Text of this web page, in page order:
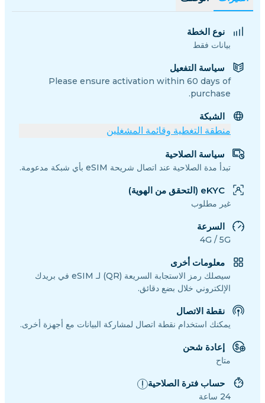
نوع الخطة
بيانات فقط
سياسة التفعيل
Please ensure activation within 60 days of
purchase.
الشبكة
منطقة التغطية وقائمة المشغلين
سياسة الصلاحية
تبدأ مدة الصلاحية عند اتصال شريحة eSIM بأي شبكة مدعومة.
eKYC (التحقق من الهوية)
غير مطلوب
السرعة
4G / 5G
معلومات أخرى
سيصلك رمز الاستجابة السريعة (QR) لـ eSIM في بريدك
الإلكتروني خلال بضع دقائق.
نقطة الاتصال
يمكنك استخدام نقطة اتصال لمشاركة البيانات مع أجهزة أخرى.
إعادة شحن
متاح
حساب فترة الصلاحية
24 ساعة